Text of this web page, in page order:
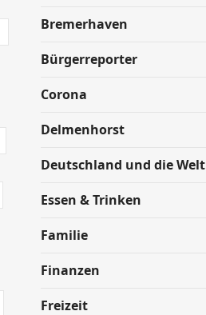
Bremerhaven
Bürgerreporter
Corona
Delmenhorst
Deutschland und die Welt
Essen & Trinken
Familie
Finanzen
Freizeit